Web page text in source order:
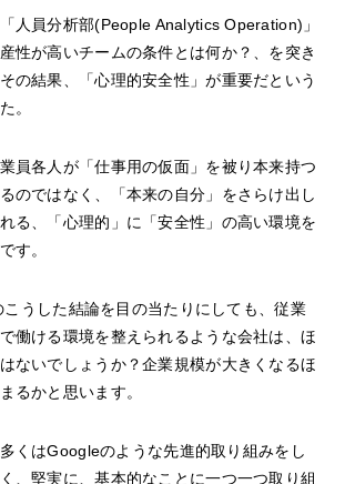
人員分析部(People Analytics Operation)」
性が高いチームの条件とは何か？、を突き
の結果、「心理的安全性」が重要だという
。
員各人が「仕事用の仮面」を被り本来持つ
のではなく、「本来の自分」をさらけ出し
る、「心理的」に「安全性」の高い環境を
す。
うした結論を目の当たりにしても、従業
働ける環境を整えられるような会社は、ほ
ないでしょうか？企業規模が大きくなるほ
るかと思います。
くはGoogleのような先進的取り組みをし
、堅実に、基本的なことに一つ一つ取り組